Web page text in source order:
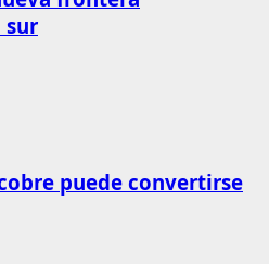
sur
puede convertirse